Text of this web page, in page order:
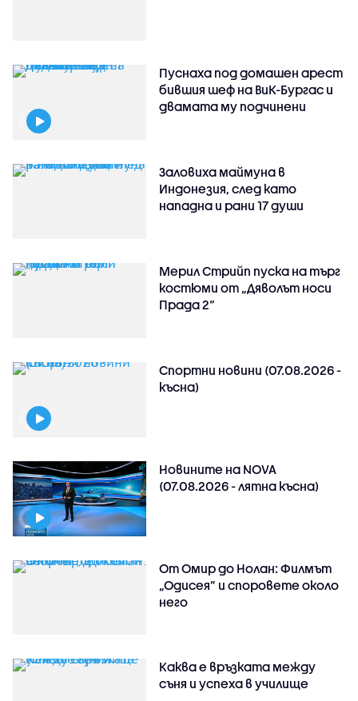
Пуснаха под домашен арест
бившия шеф на ВиК-Бургас и
двамата му подчинени
Заловиха маймуна в
Индонезия, след като
нападна и рани 17 души
Мерил Стрийп пуска на търг
костюми от „Дяволът носи
Прада 2“
Спортни новини (07.08.2026 -
късна)
Новините на NOVA
(07.08.2026 - лятна късна)
От Омир до Нолан: Филмът
„Одисея” и споровете около
него
Каква е връзката между
съня и успеха в училище